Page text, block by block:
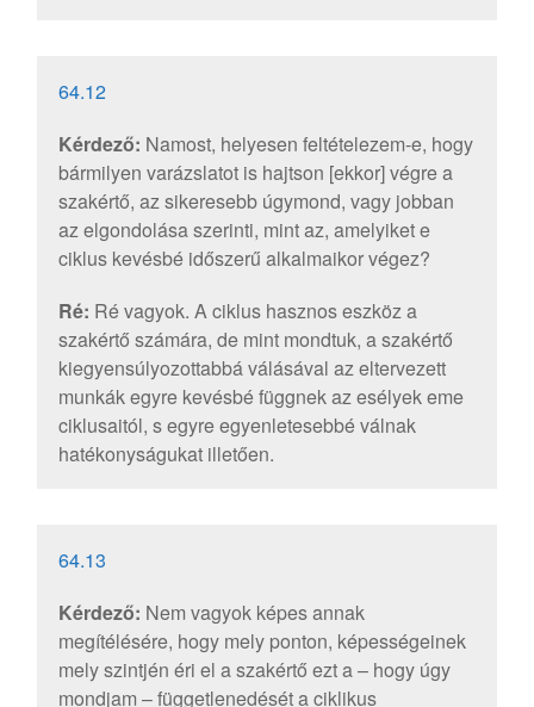
64.12
Kérdező: Namost, helyesen feltételezem-e, hogy
bármilyen varázslatot is hajtson [ekkor] végre a
szakértő, az sikeresebb úgymond, vagy jobban
az elgondolása szerinti, mint az, amelyiket e
ciklus kevésbé időszerű alkalmaikor végez?
Ré: Ré vagyok. A ciklus hasznos eszköz a
szakértő számára, de mint mondtuk, a szakértő
kiegyensúlyozottabbá válásával az eltervezett
munkák egyre kevésbé függnek az esélyek eme
ciklusaitól, s egyre egyenletesebbé válnak
hatékonyságukat illetően.
64.13
Kérdező: Nem vagyok képes annak
megítélésére, hogy mely ponton, képességeinek
mely szintjén éri el a szakértő ezt a – hogy úgy
mondjam – függetlenedését a ciklikus